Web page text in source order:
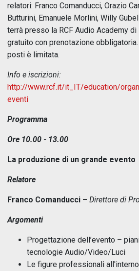
relatori: Franco Comanducci, Orazio
Butturini, Emanuele Morlini, Willy
terrà presso la RCF Audio Academy di
gratuito con prenotazione
posti è limitata.
Info e iscrizioni:
http://www.rcf.it/it_IT/education/
eventi
Programma
Ore 10.00 - 13.00
La produzione di un grande evento
Relatore
Franco Comanducci – Direttore di
Argomenti
Progettazione dell’evento –
tecnologie Audio/Video/Luci
Le figure professionali